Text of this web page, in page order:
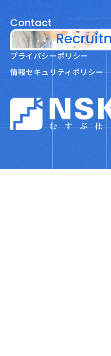
Contact
プライバシーポリシー
情報セキュリティポリシー